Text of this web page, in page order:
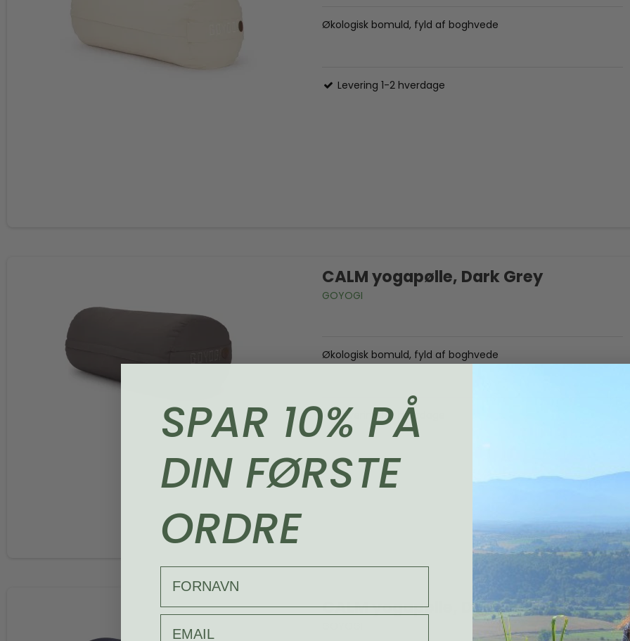
Økologisk bomuld, fyld af boghvede
Levering 1-2 hverdage
CALM yogapølle, Dark Grey
GOYOGI
Økologisk bomuld, fyld af boghvede
Levering 1-2 hverdage
CALM yogapølle, Dark Blue
SPAR 10% PÅ
DIN FØRSTE
ORDRE